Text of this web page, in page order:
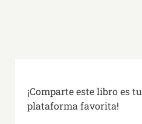
¡Comparte este libro es tu
plataforma favorita!